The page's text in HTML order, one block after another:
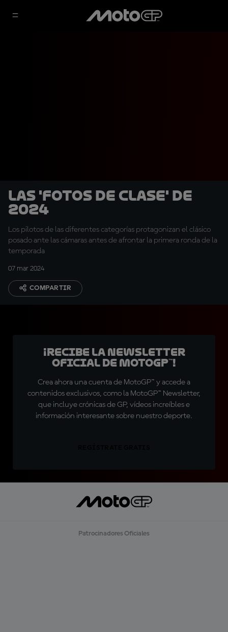
Las 'fotos de clase' de
2024
Los pilotos de las diferentes categorías protagonizan el clásico
posado ante las cámaras antes de afrontar la primera ronda de la
temporada
07 mar 2024
COMPARTIR
¡Recibe la Newsletter
oficial de MotoGP™!
Crea ahora una cuenta de MotoGP™ y accede a
contenidos exclusivos, como la MotoGP™ Newsletter,
que incluye crónicas de GP, vídeos increíbles e
información interesante sobre nuestro deporte.
Patrocinadores Oficiales